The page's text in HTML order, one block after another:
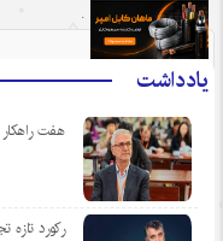
یادداشت
هفت
رکورد
.